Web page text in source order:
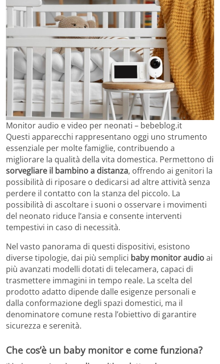
Monitor audio e video per neonati – bebeblog.it
Questi apparecchi rappresentano oggi uno strumento
essenziale per molte famiglie, contribuendo a
migliorare la qualità della vita domestica. Permettono di
sorvegliare il bambino a distanza, offrendo ai genitori la
possibilità di riposare o dedicarsi ad altre attività senza
perdere il contatto con la stanza del piccolo. La
possibilità di ascoltare i suoni o osservare i movimenti
del neonato riduce l’ansia e consente interventi
tempestivi in caso di necessità.
Nel vasto panorama di questi dispositivi, esistono
diverse tipologie, dai più semplici baby monitor audioai
più avanzati modelli dotati di telecamera, capaci di
trasmettere immagini in tempo reale. La scelta del
prodotto adatto dipende dalle esigenze personali e
dalla conformazione degli spazi domestici, ma il
denominatore comune resta l’obiettivo di garantire
sicurezza e serenità.
Che cos’è un baby monitor e come funziona?